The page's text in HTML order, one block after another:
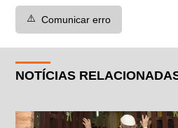
⚠️ Comunicar erro
NOTÍCIAS